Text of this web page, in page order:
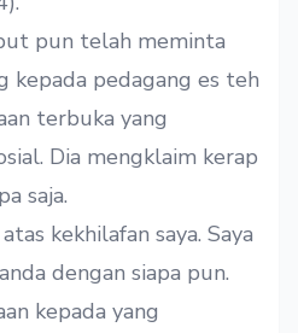
pun telah meminta
kepada pedagang es teh
terbuka yang
Dia mengklaim kerap
saja.
kekhilafan saya. Saya
dengan siapa pun.
kepada yang